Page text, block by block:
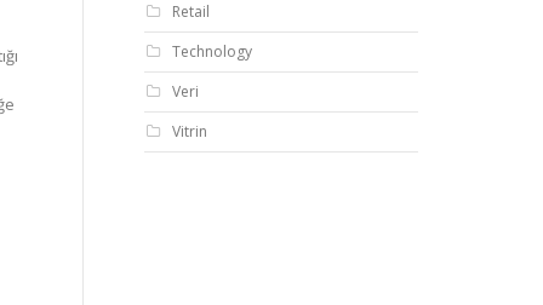
Retail
Technology
Veri
Vitrin